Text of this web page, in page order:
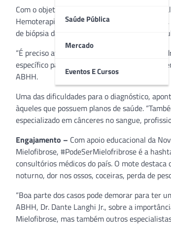
Saúde Pública
Mercado
Eventos E Cursos
Com o objetivo de conscientizar médicos a
Hemoterapia e Terapia Celular (ABHH)
de biópsia da medula óssea e de testes
“É preciso afastar o diagnóstico de outras
específico para a Mielofibrose”, explica o Dr.
ABHH.
Uma das dificuldades para o diagnóstico,
àqueles que possuem planos de saúde.
especializado em cânceres no sangue,
Engajamento – Com apoio educacional da
Mielofibrose, #PodeSerMielofribrose é a
consultórios médicos do país. O mote
noturno, dor nos ossos, coceiras, perda de
“Boa parte dos casos pode demorar para ter
ABHH, Dr. Dante Langhi Jr., sobre a
Mielofibrose, mas também outros